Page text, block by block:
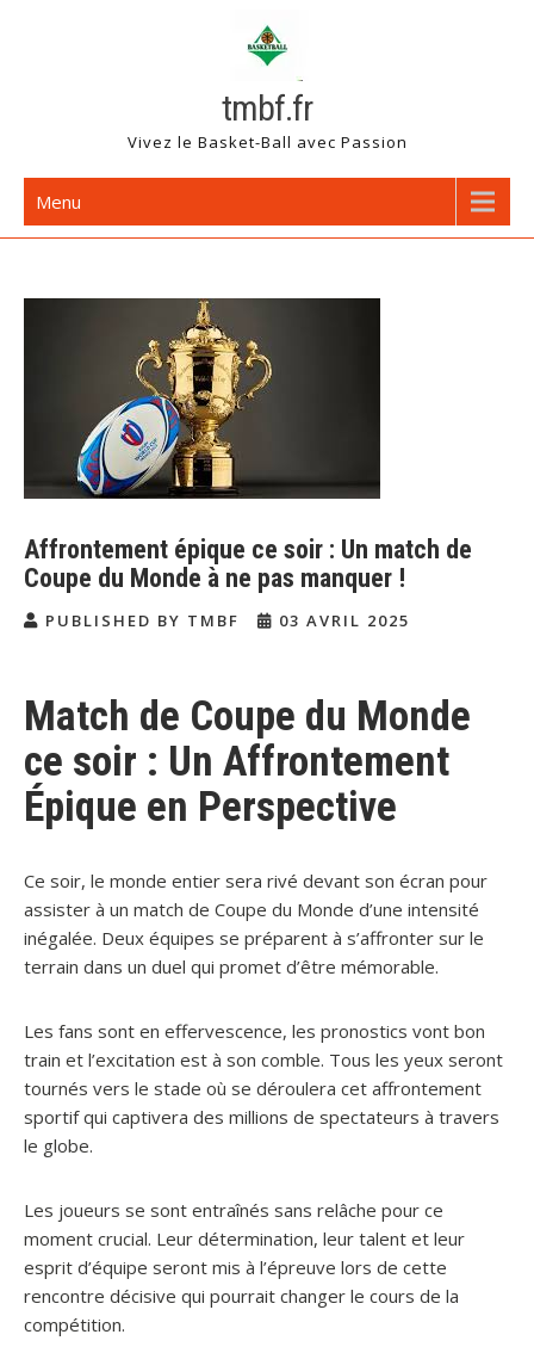
tmbf.fr
Vivez le Basket-Ball avec Passion
Menu
Affrontement épique ce soir : Un match de
Coupe du Monde à ne pas manquer !
PUBLISHED BY TMBF 03 AVRIL 2025
Match de Coupe du Monde
ce soir : Un Affrontement
Épique en Perspective
Ce soir, le monde entier sera rivé devant son écran pour
assister à un match de Coupe du Monde d’une intensité
inégalée. Deux équipes se préparent à s’affronter sur le
terrain dans un duel qui promet d’être mémorable.
Les fans sont en effervescence, les pronostics vont bon
train et l’excitation est à son comble. Tous les yeux seront
tournés vers le stade où se déroulera cet affrontement
sportif qui captivera des millions de spectateurs à travers
le globe.
Les joueurs se sont entraînés sans relâche pour ce
moment crucial. Leur détermination, leur talent et leur
esprit d’équipe seront mis à l’épreuve lors de cette
rencontre décisive qui pourrait changer le cours de la
compétition.